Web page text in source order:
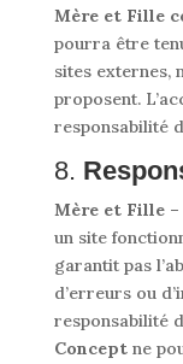
Mère et Fille
pourra être
sites externes,
proposent.
responsabilité
8.
Mère et Fille
un site
garantit pas
d’erreurs ou
responsabilité
Conceptne